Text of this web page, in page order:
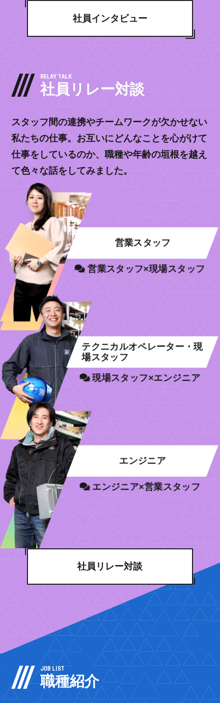
社員インタビュー
RELAY TALK
社員リレー対談
スタッフ間の連携やチームワークが欠かせない
私たちの仕事。お互いにどんなことを心がけて
仕事をしているのか、職種や年齢の垣根を越え
て色々な話をしてみました。
営業スタッフ
営業スタッフ×現場スタッフ
テクニカルオペレーター・現
場スタッフ
現場スタッフ×エンジニア
エンジニア
エンジニア×営業スタッフ
社員リレー対談
JOB LIST
職種紹介